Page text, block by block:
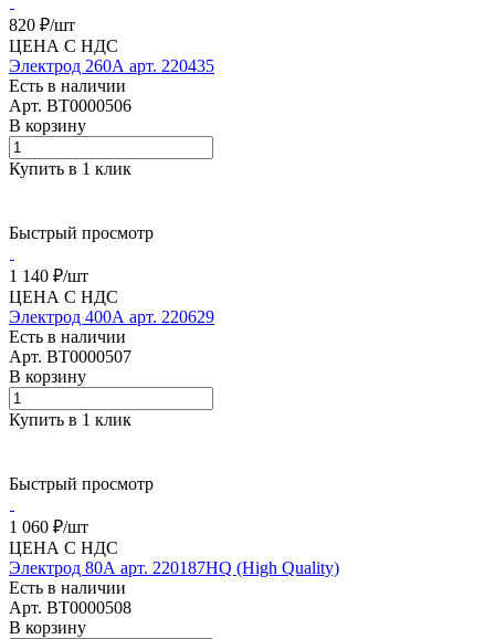
820 ₽/шт
ЦЕНА С НДС
Электрод 260А арт. 220435
Есть в наличии
Арт. BT0000506
В корзину
Купить в 1 клик
Быстрый просмотр
1 140 ₽/шт
ЦЕНА С НДС
Электрод 400А арт. 220629
Есть в наличии
Арт. BT0000507
В корзину
Купить в 1 клик
Быстрый просмотр
1 060 ₽/шт
ЦЕНА С НДС
Электрод 80А арт. 220187HQ (High Quality)
Есть в наличии
Арт. BT0000508
В корзину